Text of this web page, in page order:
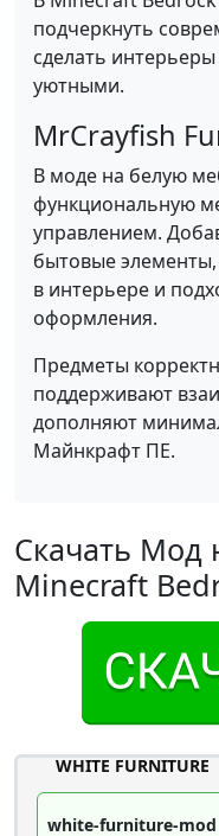
подчеркнуть
сделать
уютными.
MrCrayfish
В моде на белую
функциональную
управлением.
бытовые
в интерьере и
оформления.
Предметы
поддерживают
дополняют
Майнкрафт ПЕ.
Скачать Мод
Minecraft
WHITE FURNITURE
white-furniture-mod